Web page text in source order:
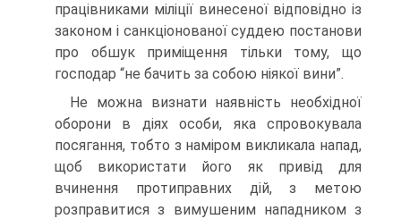
працівниками міліції винесеної відповідно із
законом і санкціонованої суддею постанови
про обшук приміщення тільки тому, що
господар “не бачить за собою ніякої вини”.
Не можна визнати наявність необхідної
оборони в діях особи, яка спровокувала
посягання, тобто з наміром викликала напад,
щоб використати його як привід для
вчинення протиправних дій, з метою
розправитися з вимушеним нападником з